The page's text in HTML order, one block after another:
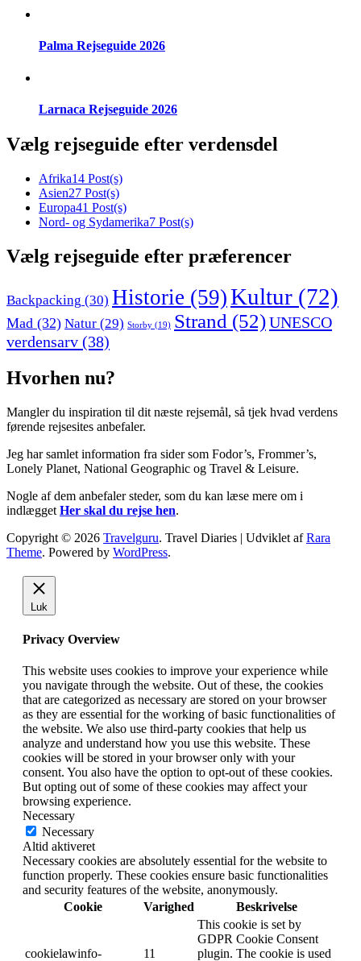
Palma Rejseguide 2026
Larnaca Rejseguide 2026
Vælg rejseguide efter verdensdel
Afrika14 Post(s)
Asien27 Post(s)
Europa41 Post(s)
Nord- og Sydamerika7 Post(s)
Vælg rejseguide efter præferencer
Backpacking (30) Historie (59)Kultur (72)
Mad (32) Natur (29) Storby (19) Strand (52)UNESCO
verdensarv (38)
Hvorhen nu?
Mangler du inspiration til dit næste rejsemål, så tjek hvad verdens
førende rejsesites anbefaler.
Jeg har samlet information fra sider som Fodor’s, Frommer’s,
Lonely Planet, National Geographic og Travel & Leisure.
Nogle af dem anbefaler steder, som du kan læse mere om i
indlægget Her skal du rejse hen.
Copyright © 2026 Travelguru. Travel Diaries | Udviklet afRara
Theme. Powered by WordPress.
Luk
Privacy Overview
This website uses cookies to improve your experience while
you navigate through the website. Out of these, the cookies
that are categorized as necessary are stored on your browser
as they are essential for the working of basic functionalities of
the website. We also use third-party cookies that help us
analyze and understand how you use this website. These
cookies will be stored in your browser only with your
consent. You also have the option to opt-out of these cookies.
But opting out of some of these cookies may affect your
browsing experience.
Necessary
Necessary
Altid aktiveret
Necessary cookies are absolutely essential for the website to
function properly. These cookies ensure basic functionalities
and security features of the website, anonymously.
Cookie
Varighed Beskrivelse
cookielawinfo- 11
This cookie is set by
GDPR Cookie Consent
plugin. The cookie is used